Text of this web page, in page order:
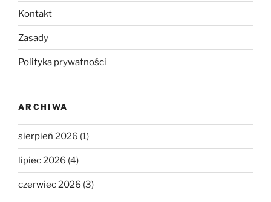
Kontakt
Zasady
Polityka prywatności
ARCHIWA
sierpień 2026 (1)
lipiec 2026 (4)
czerwiec 2026 (3)